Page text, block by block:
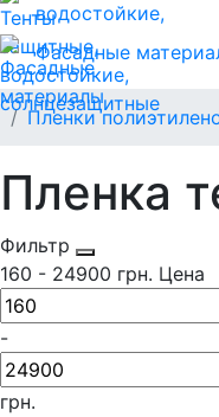
водостойкие,
солнцезащитные
Фасадные
Пленки
Пленка
Фильтр
160 - 24900 грн. Цена
-
грн.